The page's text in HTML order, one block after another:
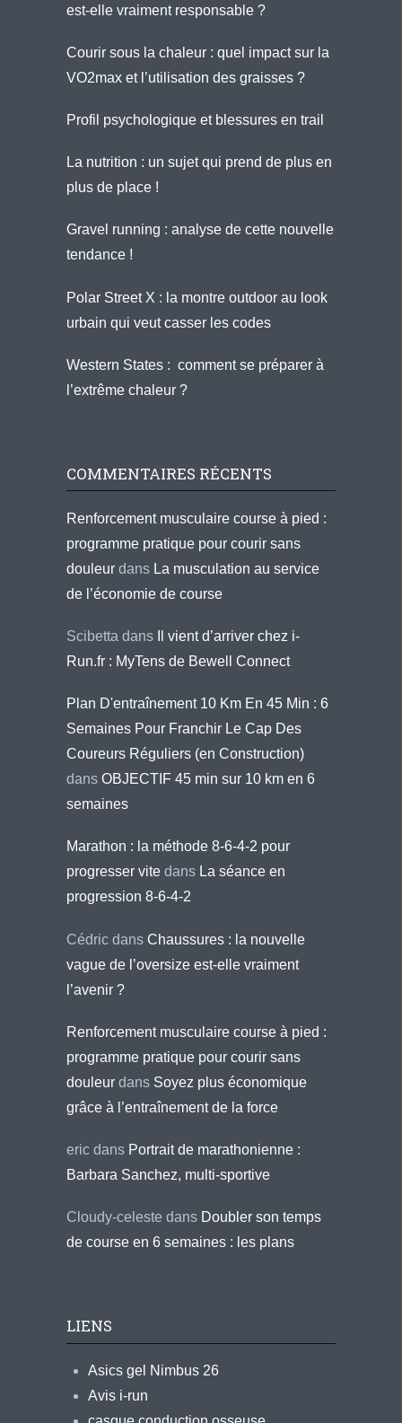
est-elle vraiment responsable ?
Courir sous la chaleur : quel impact sur la
VO2max et l’utilisation des graisses ?
Profil psychologique et blessures en trail
La nutrition : un sujet qui prend de plus en
plus de place !
Gravel running : analyse de cette nouvelle
tendance !
Polar Street X : la montre outdoor au look
urbain qui veut casser les codes
Western States : comment se préparer à
l’extrême chaleur ?
COMMENTAIRES RÉCENTS
Renforcement musculaire course à pied :
programme pratique pour courir sans
douleur dans La musculation au service
de l’économie de course
Scibetta dans
Il vient d’arriver chez i-
Run.fr : MyTens de Bewell Connect
Plan D'entraînement 10 Km En 45 Min : 6
Semaines Pour Franchir Le Cap Des
Coureurs Réguliers (en Construction)
dans OBJECTIF 45 min sur 10 km en 6
semaines
Marathon : la méthode 8-6-4-2 pour
progresser vite dans La séance en
progression 8-6-4-2
Cédric dans Chaussures : la nouvelle
vague de l’oversize est-elle vraiment
l’avenir ?
Renforcement musculaire course à pied :
programme pratique pour courir sans
douleur dans Soyez plus économique
grâce à l’entraînement de la force
eric dans Portrait de marathonienne :
Barbara Sanchez, multi-sportive
Cloudy-celeste dans Doubler son temps
de course en 6 semaines : les plans
LIENS
Asics gel Nimbus 26
Avis i-run